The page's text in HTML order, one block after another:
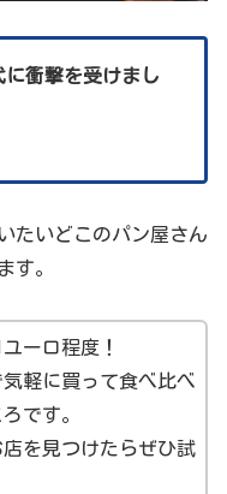
衝撃を受けまし
たいどこのパン屋さん
す。
ーロ程度！
軽に買って食べ比べ
です。
を見つけたらぜひ試